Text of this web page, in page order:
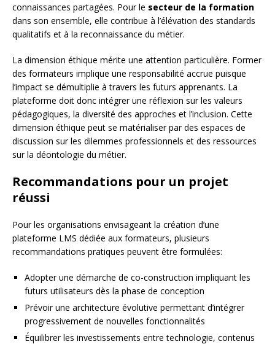
connaissances partagées. Pour le secteur de la formation
dans son ensemble, elle contribue à l’élévation des standards
qualitatifs et à la reconnaissance du métier.
La dimension éthique mérite une attention particulière. Former
des formateurs implique une responsabilité accrue puisque
l’impact se démultiplie à travers les futurs apprenants. La
plateforme doit donc intégrer une réflexion sur les valeurs
pédagogiques, la diversité des approches et l’inclusion. Cette
dimension éthique peut se matérialiser par des espaces de
discussion sur les dilemmes professionnels et des ressources
sur la déontologie du métier.
Recommandations pour un projet
réussi
Pour les organisations envisageant la création d’une
plateforme LMS dédiée aux formateurs, plusieurs
recommandations pratiques peuvent être formulées:
Adopter une démarche de co-construction impliquant les
futurs utilisateurs dès la phase de conception
Prévoir une architecture évolutive permettant d’intégrer
progressivement de nouvelles fonctionnalités
Équilibrer les investissements entre technologie, contenus